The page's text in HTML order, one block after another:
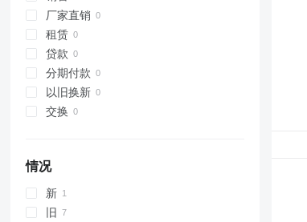
厂家直销
租赁
贷款
分期付款
以旧换新
交换
情况
新
旧